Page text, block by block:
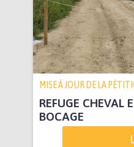
MISE À JOUR DE LA
REFUGE CHEVAL
BOCAGE